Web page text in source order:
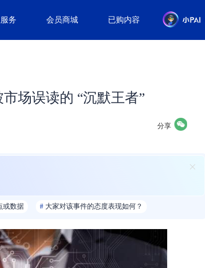
务 会员商城 已购内容
场误读的 “沉默王者”
分享
或数据 # 大家对该事件的态度表现如何？